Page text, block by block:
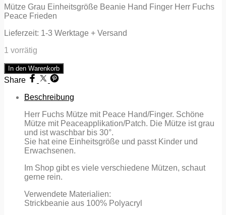
Mütze Grau Einheitsgröße Beanie Hand Finger Herr Fuchs
Peace Frieden
Lieferzeit: 1-3 Werktage + Versand
1 vorrätig
Mütze
Grau
Hand
Finger
Fuchs
Beanie
Peace
Frieden
In den Warenkorb
Share
Beschreibung
Herr Fuchs Mütze mit Peace Hand/Finger. Schöne
Mütze mit Peaceapplikation/Patch. Die Mütze ist grau
und ist waschbar bis 30°.
Sie hat eine Einheitsgröße und passt Kinder und
Erwachsenen.
Im Shop gibt es viele verschiedene Mützen, schaut
gerne rein.
Verwendete Materialien:
Strickbeanie aus 100% Polyacryl